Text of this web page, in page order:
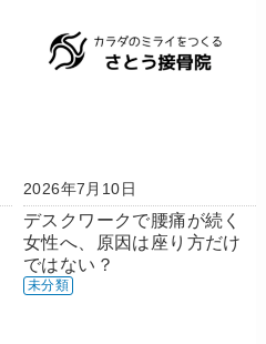
2026年7月10日
デスクワークで腰痛が続く
女性へ、原因は座り方だけ
ではない？
未分類